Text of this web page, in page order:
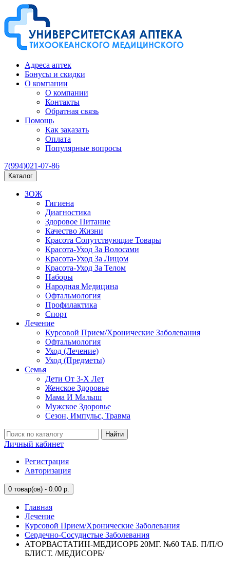
Адреса аптек
Бонусы и скидки
О компании
О компании
Контакты
Обратная связь
Помощь
Как заказать
Оплата
Популярные вопросы
7(994)021-07-86
Каталог
ЗОЖ
Гигиена
Диагностика
Здоровое Питание
Качество Жизни
Красота Сопутствующие Товары
Красота-Уход За Волосами
Красота-Уход За Лицом
Красота-Уход За Телом
Наборы
Народная Медицина
Офтальмология
Профилактика
Спорт
Лечение
Курсовой Прием/Хронические Заболевания
Офтальмология
Уход (Лечение)
Уход (Предметы)
Семья
Дети От 3-Х Лет
Женское Здоровье
Мама И Малыш
Мужское Здоровье
Сезон, Импульс, Травма
Найти
Личный кабинет
Регистрация
Авторизация
0 товар(ов) - 0.00 р.
Главная
Лечение
Курсовой Прием/Хронические Заболевания
Сердечно-Сосудистые Заболевания
АТОРВАСТАТИН-МЕДИСОРБ 20МГ. №60 ТАБ. П/П/О
БЛИСТ. /МЕДИСОРБ/